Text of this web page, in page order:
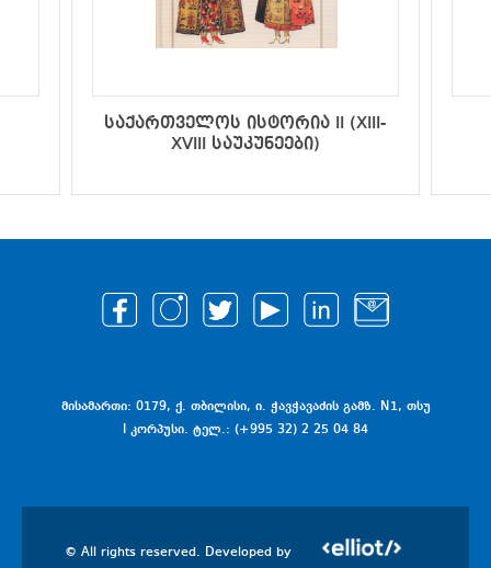
საქართველოს ისტორია II (XIII-
XVIII საუკუნეები)
მისამართი: 0179, ქ. თბილისი, ი. ჭავჭავაძის გამზ. N1, თსუ
I კორპუსი. ტელ.: (+995 32) 2 25 04 84
© All rights reserved. Developed by